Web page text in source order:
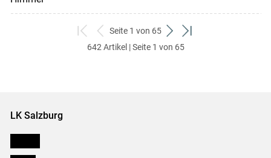
zum
ersten
zurück
zum
Seite 1 von 65
weiter
zum
zum
642 Artikel | Seite 1 von 65
LK Salzburg